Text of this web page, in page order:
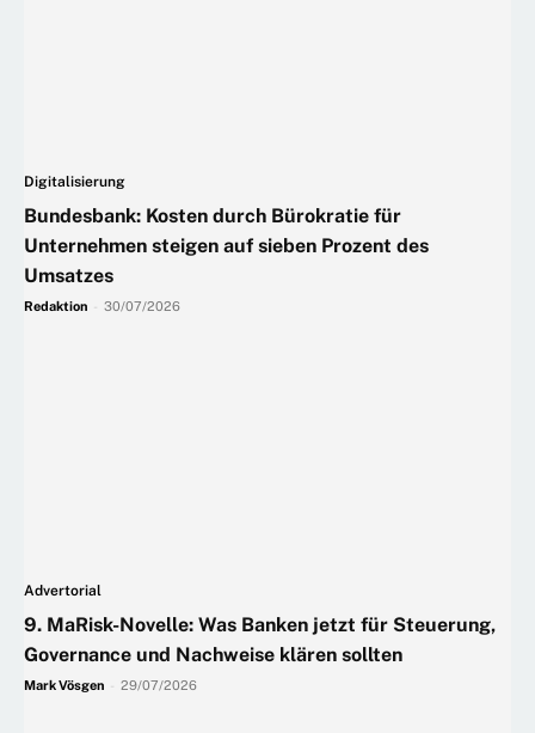
Digitalisierung
Bundesbank: Kosten durch Bürokratie für
Unternehmen steigen auf sieben Prozent des
Umsatzes
Redaktion 30/07/2026
Advertorial
9. MaRisk-Novelle: Was Banken jetzt für Steuerung,
Governance und Nachweise klären sollten
Mark Vösgen 29/07/2026